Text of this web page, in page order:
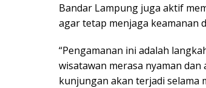
Bandar Lampung juga aktif
agar tetap menjaga keamanan
“Pengamanan ini adalah
wisatawan merasa nyaman
kunjungan akan terjadi selama